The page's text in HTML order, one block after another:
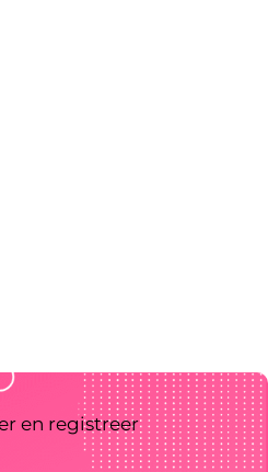
en registreer